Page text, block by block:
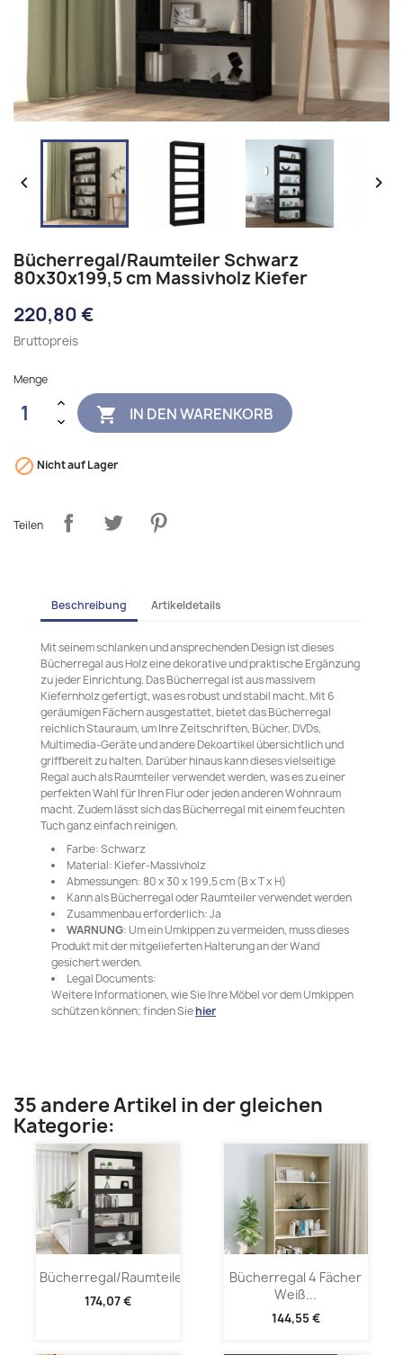
 
Bücherregal/Raumteiler Schwarz
80x30x199,5 cm Massivholz Kiefer
220,80 €
Bruttopreis
Menge
 IN DEN WARENKORB
 Nicht auf Lager
Teilen
Beschreibung Artikeldetails
Mit seinem schlanken und ansprechenden Design ist dieses
Bücherregal aus Holz eine dekorative und praktische Ergänzung
zu jeder Einrichtung. Das Bücherregal ist aus massivem
Kiefernholz gefertigt, was es robust und stabil macht. Mit 6
geräumigen Fächern ausgestattet, bietet das Bücherregal
reichlich Stauraum, um Ihre Zeitschriften, Bücher, DVDs,
Multimedia-Geräte und andere Dekoartikel übersichtlich und
griffbereit zu halten. Darüber hinaus kann dieses vielseitige
Regal auch als Raumteiler verwendet werden, was es zu einer
perfekten Wahl für Ihren Flur oder jeden anderen Wohnraum
macht. Zudem lässt sich das Bücherregal mit einem feuchten
Tuch ganz einfach reinigen.
Farbe: Schwarz
Material: Kiefer-Massivholz
Abmessungen: 80 x 30 x 199,5 cm (B x T x H)
Kann als Bücherregal oder Raumteiler verwendet werden
Zusammenbau erforderlich: Ja
WARNUNG: Um ein Umkippen zu vermeiden, muss dieses
Produkt mit der mitgelieferten Halterung an der Wand
gesichert werden.
Legal Documents:
Weitere Informationen, wie Sie Ihre Möbel vor dem Umkippen
schützen können; finden Siehier
35 andere Artikel in der gleichen
Kategorie:
Bücherregal/Raumteiler...
174,07 €
Bücherregal 4 Fächer
Weiß...
144,55 €